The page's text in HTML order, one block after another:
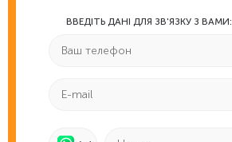
ВВЕДІТЬ ДАНІ ДЛЯ ЗВ'ЯЗКУ З ВАМИ: